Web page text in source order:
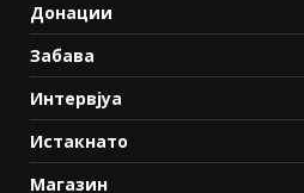
Донации
Забава
Интервјуа
Истакнато
Магазин